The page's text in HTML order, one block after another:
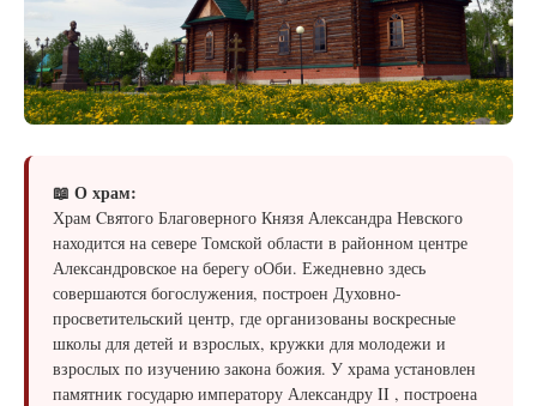
📖 О храм:
Храм Cвятого Благоверного Князя Александра Невского
находится на севере Томской области в районном центре
Александровское на берегу оОби. Ежедневно здесь
совершаются богослужения, построен Духовно-
просветительский центр, где организованы воскресные
школы для детей и взрослых, кружки для молодежи и
взрослых по изучению закона божия. У храма установлен
памятник государю императору Александру II , построена